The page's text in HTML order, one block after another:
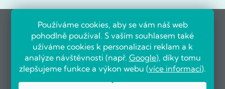
Používáme cookies, aby se vám náš web
pohodlně používal. S vaším souhlasem také
užíváme cookies k personalizaci reklam a k
analýze návštěvnosti (např. Google), díky tomu
zlepšujeme funkce a výkon webu (více informací).